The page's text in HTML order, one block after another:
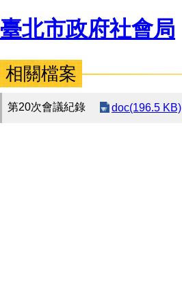
臺北市政府社會局
相關檔案
第20次會議紀錄 doc(196.5 KB)